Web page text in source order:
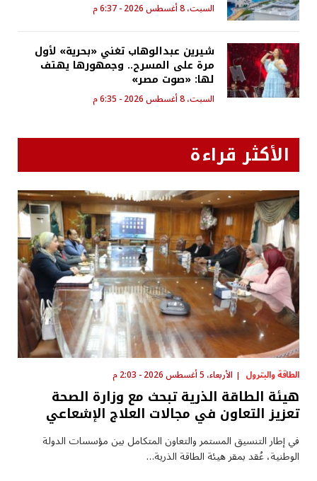
السبت، 8 أغسطس 2026 - 6:37 م
شيرين عبدالوهاب تغني «بحرية» لأول
مرة على المسرح.. وجمهورها يهتف
لها: «صوت مصر»
السبت، 8 أغسطس 2026 - 6:35 م
الأكثر قراءة
الطاقة والبترول الأربعاء، 5 أغسطس 2026 - 2:03 م
هيئة الطاقة الذرية تبحث مع وزارة الصحة
تعزيز التعاون في مجالات العلاج الإشعاعي
في إطار التنسيق المستمر والتعاون المتكامل بين مؤسسات الدولة
الوطنية، عُقد بمقر هيئة الطاقة الذرية…